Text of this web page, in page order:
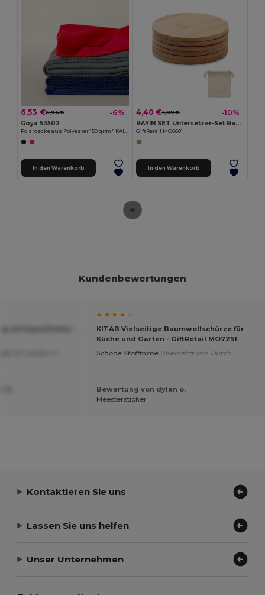
6,53 €6,96 € -6%
Goya 53502
Polardecke aus Polyester 150 gr/m² KAINGA
In den Warenkorb
4,40 €4,89 € -10%
BAYIN SET Untersetzer-Set Bambus
GiftRetail MO6601
In den Warenkorb
Kundenbewertungen
★ ★ ★ ★ ☆
KITAB Vielseitige Baumwollschürze für
Küche und Garten - GiftRetail MO7251
Schöne Stofffarbe Übersetzt von Dutch
Bewertung von dylan o.
Meestersticker
Kontaktieren Sie uns
Lassen Sie uns helfen
Unser Unternehmen